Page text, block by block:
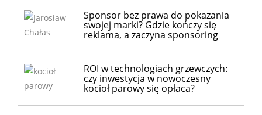
Sponsor bez prawa do pokazania
swojej marki? Gdzie kończy się
reklama, a zaczyna sponsoring
ROI w technologiach grzewczych:
czy inwestycja w nowoczesny
kocioł parowy się opłaca?